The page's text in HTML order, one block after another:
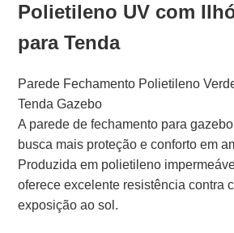
Polietileno UV com
para Tenda
Parede Fechamento Polietileno
Tenda Gazebo
A parede de fechamento para
busca mais proteção e conforto em
Produzida em polietileno
oferece excelente resistência contra
exposição ao sol.